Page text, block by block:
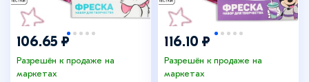
106.65 ₽
Разрешён к продаже на
маркетах
116.10 ₽
Разрешён к продаже на
маркетах